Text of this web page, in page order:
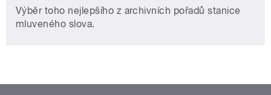
Výběr toho nejlepšího z archivních pořadů stanice
mluveného slova.